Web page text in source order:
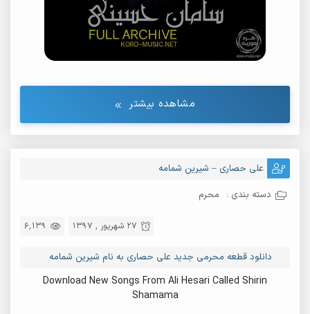
مشاهده بیشتر
علی حصاری – شیرین شمامه
دسته بندی : محرم
6,139 27 شهریور , 1397
دانلود قطعه محرمی جدید علی حصاری به نام شیرین شمامه
Download New Songs From Ali Hesari Called Shirin
Shamama